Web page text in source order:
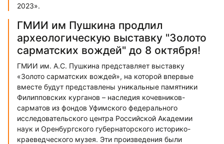
2023».
ГМИИ им Пушкина продлил
археологическую выставку "Золото
сарматских вождей" до 8 октября!
ГМИИ им. А.С. Пушкина представляет выставку
«Золото сарматских вождей», на которой впервые
вместе будут представлены уникальные памятники
Филипповских курганов – наследия кочевников-
сарматов из фондов Уфимского федерального
исследовательского центра Российской Академии
наук и Оренбургского губернаторского историко-
краеведческого музея. Эти произведения были